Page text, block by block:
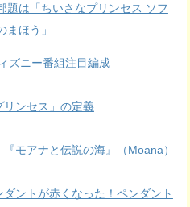
題は「ちいさなプリンセス ソフ
まほう」
ズニー番組注目編成
リンセス」の定義
モアナと伝説の海』（Moana）
ダントが赤くなった！ペンダント